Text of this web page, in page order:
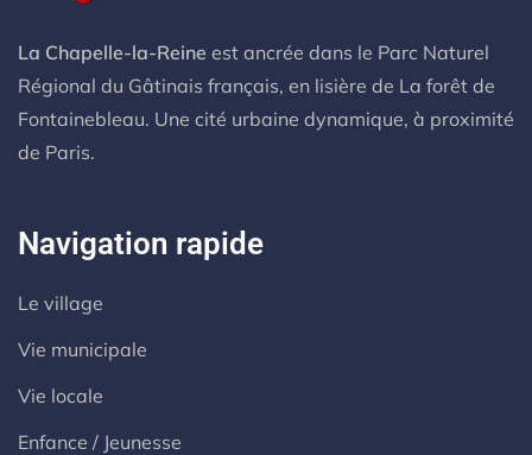
La Chapelle-la-Reine est ancrée dans le Parc Naturel
Régional du Gâtinais français, en lisière de La forêt de
Fontainebleau. Une cité urbaine dynamique, à proximité
de Paris.
Navigation rapide
Le village
Vie municipale
Vie locale
Enfance / Jeunesse